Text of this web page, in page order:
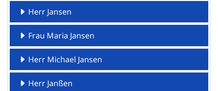
Herr Jansen
Frau Maria Jansen
Herr Michael Jansen
Herr Janßen